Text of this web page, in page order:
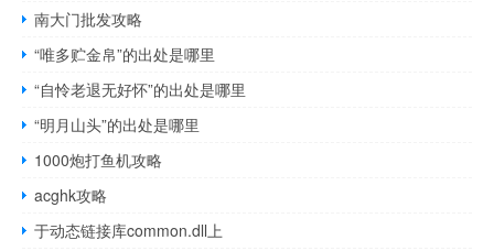
南大门批发攻略
“唯多贮金帛”的出处是哪里
“自怜老退无好怀”的出处是哪里
“明月山头”的出处是哪里
1000炮打鱼机攻略
acghk攻略
于动态链接库common.dll上